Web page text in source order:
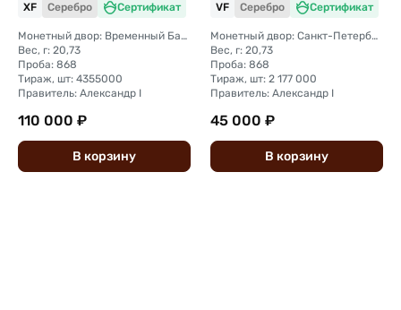
XF Серебро Сертификат
Монетный двор: Временный Банковский монетный двор (Санкт-Петербург)
Вес, г: 20,73
Проба: 868
Тираж, шт: 4355000
Правитель: Александр I
110 000 ₽
В корзину
VF Серебро Сертификат
Монетный двор: Санкт-Петербургский монетный двор
Вес, г: 20,73
Проба: 868
Тираж, шт: 2 177 000
Правитель: Александр I
45 000 ₽
В корзину